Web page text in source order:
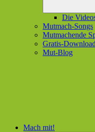
Die
Mutmach-Songs
Mutmachende
Gratis-
Mut-Blog
Mach mit!